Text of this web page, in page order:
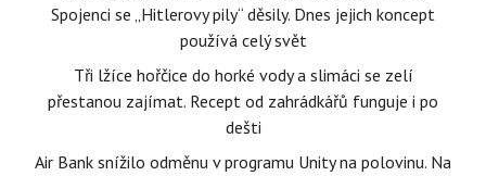
Spojenci se „Hitlerovy pily“ děsily. Dnes jejich koncept
používá celý svět
Tři lžíce hořčice do horké vody a slimáci se zelí
přestanou zajímat. Recept od zahrádkářů funguje i po
dešti
Air Bank snížilo odměnu v programu Unity na polovinu. Na